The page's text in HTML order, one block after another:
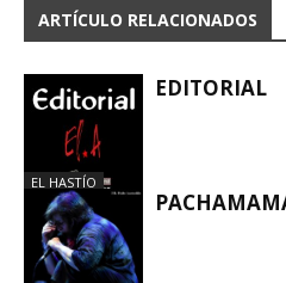
ARTÍCULO RELACIONADOS
EL HASTÍO
EDITORIAL